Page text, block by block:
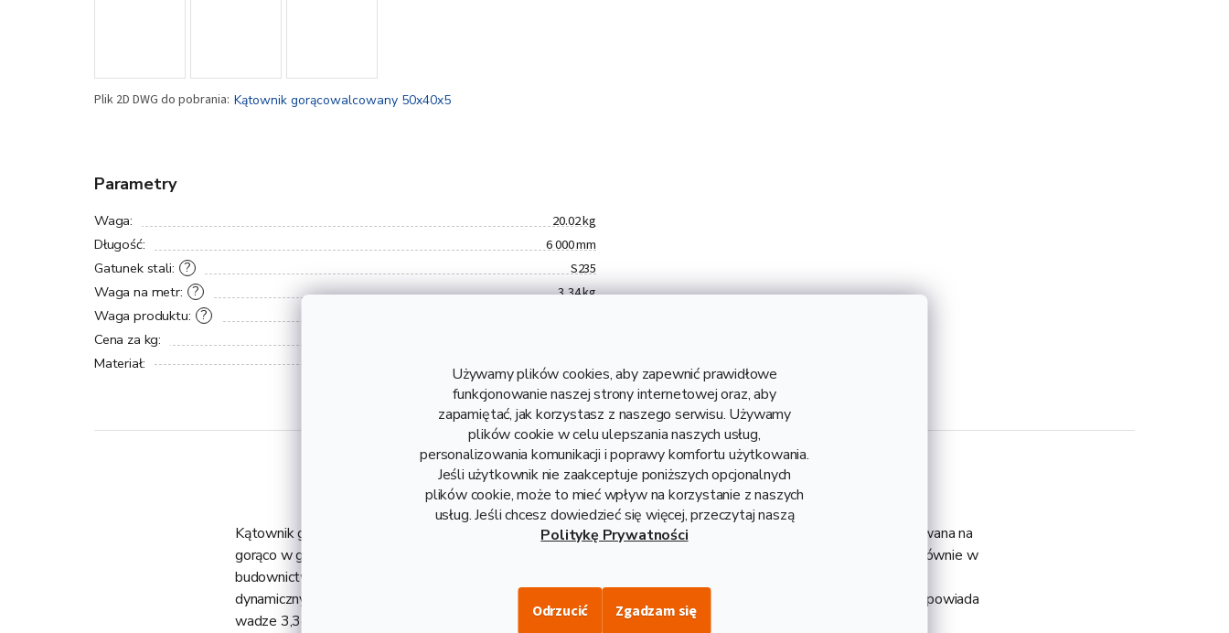
Używamy plików cookies, aby zapewnić prawidłowe
funkcjonowanie naszej strony internetowej oraz, aby
zapamiętać, jak korzystasz z naszego serwisu. Używamy
plików cookie w celu ulepszania naszych usług,
personalizowania komunikacji i poprawy komfortu użytkowania.
Jeśli użytkownik nie zaakceptuje poniższych opcjonalnych
plików cookie, może to mieć wpływ na korzystanie z naszych
usług. Jeśli chcesz dowiedzieć się więcej, przeczytaj naszą
Politykę Prywatności
Odrzucić Zgadzam się
Kątownik gorącowalcowany 50x40x5
Parametry
Waga: 20.02 kg
Długość: 6 000 mm
?
Gatunek stali: S235
?
Waga na metr: 3,34 kg
?
Waga produktu:
Cena za kg:
Materiał:
Opis i danne techniczne
Kątownik gorącowalcowany 50x40x5 należy do stali profilowej o przekroju równobocznym L, która jest walcowana na
gorąco w gatunku S235 i gwarantuje spawalność. Profil L to kątownik stalowy, który znajduje zastosowanie głównie w
budownictwie i produkcji ślusarskiej – wszędzie tam, gdzie stal podlega obciążeniom zarówno statycznym, jak i
dynamicznym. Dostarczane w długościach produkcyjnych 6 m, wadze 20,02 kg i grubości 5 mm. Długość 1 m odpowiada
wadze 3,34 kg.